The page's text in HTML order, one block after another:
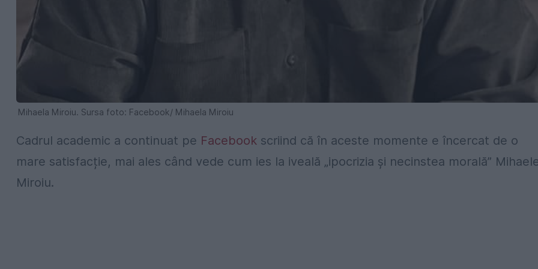
Mihaela Miroiu. Sursa foto: Facebook/ Mihaela Miroiu
Cadrul academic a continuat pe Facebook scriind că în aceste momente e încercat de o
mare satisfacție, mai ales când vede cum ies la iveală „ipocrizia și necinstea morală”
Miroiu.